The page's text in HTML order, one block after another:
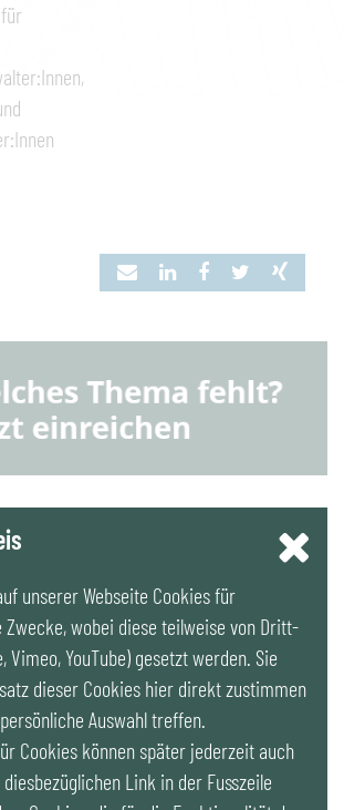
unserer Webseite Cookies für
wobei diese teilweise von Dritt-
Vimeo, YouTube) gesetzt werden. Sie
dieser Cookies hier direkt zustimmen
Auswahl treffen.
Cookies können später jederzeit auch
Link in der Fusszeile